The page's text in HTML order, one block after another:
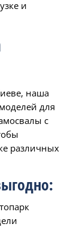
и
наша
для
с
различных